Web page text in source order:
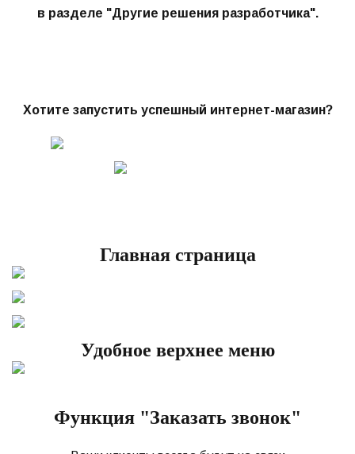
в разделе "Другие решения разработчика".
Хотите запустить успешный интернет-магазин?
Главная страница
Удобное верхнее меню
Функция "Заказать звонок"